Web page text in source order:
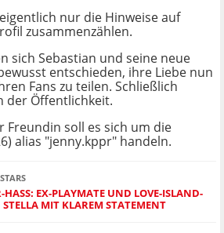
nur die Hinweise auf
zusammenzählen.
sich Sebastian und seine neue
entschieden, ihre Liebe nun
Fans zu teilen. Schließlich
der Öffentlichkeit.
Freundin soll es sich um die
alias "jenny.kppr" handeln.
EX-PLAYMATE UND LOVE-ISLAND-
STELLA MIT KLAREM STATEMENT